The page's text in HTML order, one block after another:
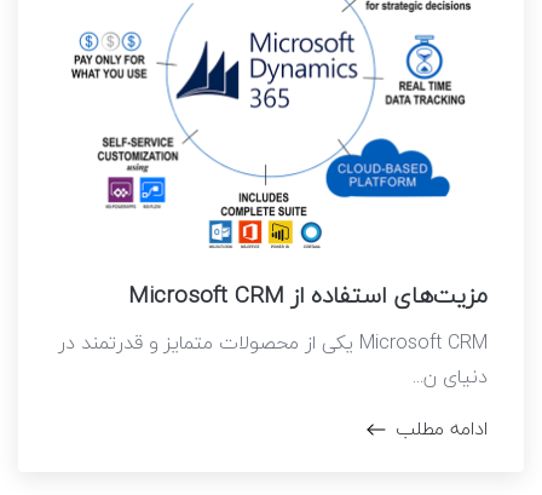
مزیت‌های استفاده از Microsoft CRM
Microsoft CRM یکی از محصولات متمایز و قدرتمند در
دنیای ن...
ادامه مطلب